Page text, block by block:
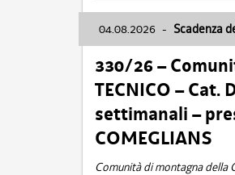
04.08.2026 - Scadenza
330/26 –
TECNICO –
settimanali –
COMEGLIANS
Comunità di montagna della